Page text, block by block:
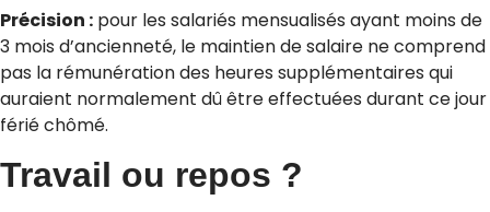
Précision : pour les salariés mensualisés ayant moins de
3 mois d’ancienneté, le maintien de salaire ne comprend
pas la rémunération des heures supplémentaires qui
auraient normalement dû être effectuées durant ce jour
férié chômé.
Travail ou repos ?